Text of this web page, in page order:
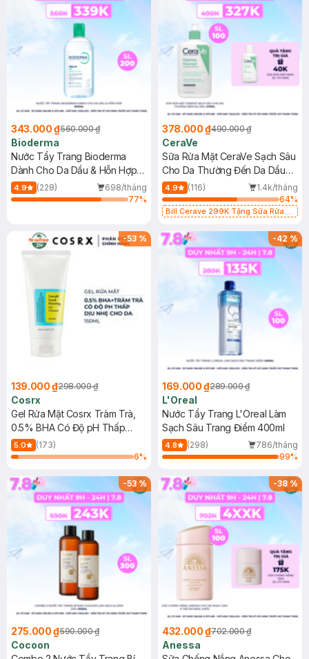
343.000 ₫560.000 ₫
Bioderma
Nước Tẩy Trang Bioderma
Dành Cho Da Dầu & Hỗn Hợp
500ml
4.9 (228)
698/tháng
77%
378.000 ₫490.000 ₫
CeraVe
Sữa Rửa Mặt CeraVe Sạch Sâu
Cho Da Thường Đến Da Dầu
473ml
4.9 (116)
1.4k/tháng
64%
Bill Cerave 299K Tặng Sữa Rửa
-53 %
139.000 ₫298.000 ₫
Cosrx
Gel Rửa Mặt Cosrx Tràm Trà,
0.5% BHA Có Độ pH Thấp
150ml
5.0
(173)
6%
-42%
169.000 ₫289.000 ₫
L'Oreal
Nước Tẩy Trang L'Oreal Làm
Sạch Sâu Trang Điểm 400ml
4.8 (298)
786/tháng
99%
-53%
275.000 ₫590.000 ₫
Cocoon
-38%
432.000 ₫702.000 ₫
Anessa